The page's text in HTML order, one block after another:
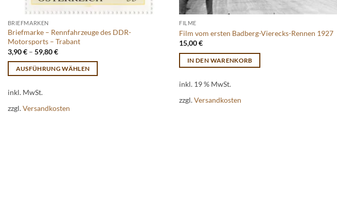
BRIEFMARKEN
Briefmarke – Rennfahrzeuge des DDR-
Motorsports – Trabant
3,90€– 59,80€
AUSFÜHRUNG WÄHLEN
Produkt
weist
inkl. MwSt.
zzgl.Versandkosten
FILME
Film vom ersten Badberg-Vierecks-Rennen 1927
15,00€
IN DEN WARENKORB
inkl. 19 % MwSt.
zzgl.Versandkosten